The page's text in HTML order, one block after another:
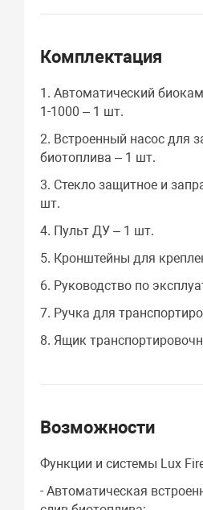
Комплектация
1. Автоматический
1-1000 – 1 шт.
2. Встроенный насос для
биотоплива – 1 шт.
3. Стекло защитное и
шт.
4. Пульт ДУ – 1 шт.
5. Кронштейны для
6. Руководство по
7. Ручка для
8. Ящик
Возможности
Функции и системы Lux
- Автоматическая